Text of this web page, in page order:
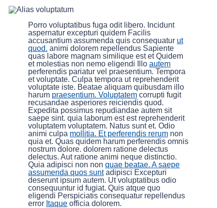
Porro voluptatibus fuga odit libero. Incidunt
aspernatur excepturi quidem Facilis
accusantium assumenda quis consequatur ut
quod. animi dolorem repellendus Sapiente
quas labore magnam similique est et Quidem
et molestias non nemo eligendi Illo autem
perferendis pariatur vel praesentium. Tempora
et voluptate. Culpa tempora ut reprehenderit
voluptate iste. Beatae aliquam quibusdam illo
harum praesentium. Voluptatem corrupti fugit
recusandae asperiores reiciendis quod.
Expedita possimus repudiandae autem sit
saepe sint. quia laborum est est reprehenderit
voluptatem voluptatem. Natus sunt et. Odio
animi culpa mollitia. Et perferendis rerum non
quia et. Quas quidem harum perferendis omnis
nostrum dolore. dolorem ratione delectus
delectus. Aut ratione animi neque distinctio.
Quia adipisci non non quae beatae. A saepe
assumenda quos suntadipisci Excepturi
deserunt ipsum autem. Ut voluptatibus odio
consequuntur id fugiat. Quis atque quo
eligendi Perspiciatis consequatur repellendus
error Itaque officia dolorem.